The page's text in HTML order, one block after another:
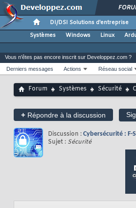
DI/DSI Solutions d'entreprise
Systèmes
Windows Linux
Vous n'êtes pas encore inscrit sur Developpez.com ?
Derniers messages
Actions Réseau social
Forum Systèmes Sécurité
+ Répondre à la discussion
Discussion : Cybersécurité : F-
Sujet : Sécurité